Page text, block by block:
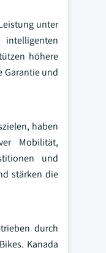
unter
intelligenten
höhere
Garantie und
haben
Mobilität,
und
stärken die
durch
Kanada